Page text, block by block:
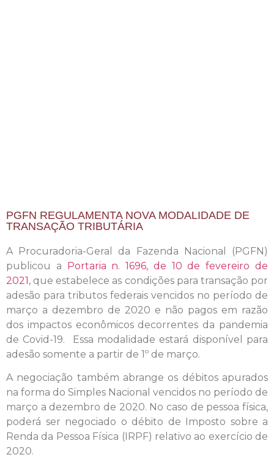
PGFN REGULAMENTA NOVA MODALIDADE DE
TRANSAÇÃO TRIBUTÁRIA
A Procuradoria-Geral da Fazenda Nacional (PGFN)
publicou a Portaria n. 1696, de 10 de fevereiro de
2021, que estabelece as condições para transação por
adesão para tributos federais vencidos no período de
março a dezembro de 2020 e não pagos em razão
dos impactos econômicos decorrentes da pandemia
de Covid-19. Essa modalidade estará disponível para
adesão somente a partir de 1º de março.
A negociação também abrange os débitos apurados
na forma do Simples Nacional vencidos no período de
março a dezembro de 2020. No caso de pessoa física,
poderá ser negociado o débito de Imposto sobre a
Renda da Pessoa Física (IRPF) relativo ao exercício de
2020.